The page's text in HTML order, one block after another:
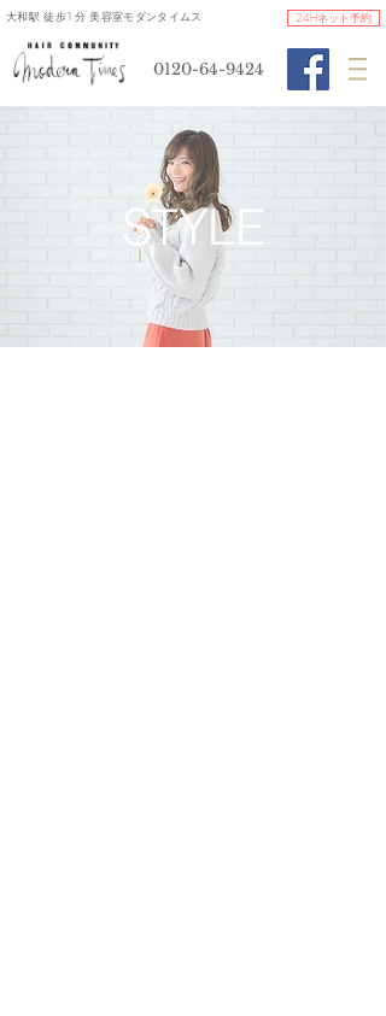
​大和駅 徒歩1分 美容室モダンタイムス
0120-64-9424
24Hネット予約
​STYLE